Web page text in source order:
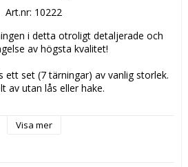
Art.nr: 10222
i detta otroligt detaljerade och
av högsta kvalitet!
ett set (7 tärningar) av vanlig storlek.
av utan lås eller hake.
med färger av
Visa mer